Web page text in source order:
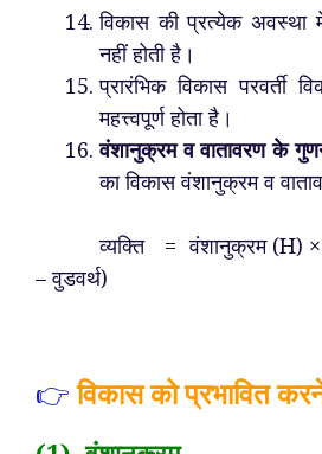
विकास की प्रत्येक
नहीं होती है।
प्रारंभिक विकास परवर्ती
महत्त्वपूर्ण होता है।
वंशानुक्रम व वातावरण के
का विकास वंशानुक्रम व
व्यक्ति = वंशानुक्रम (H) ×
– वुडवर्थ)
👉विकास को प्रभावित